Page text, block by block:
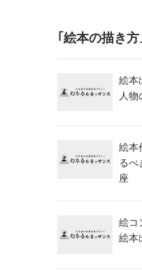
｢絵本の描き
絵本
人物
絵本
るべ
座
絵コ
絵本